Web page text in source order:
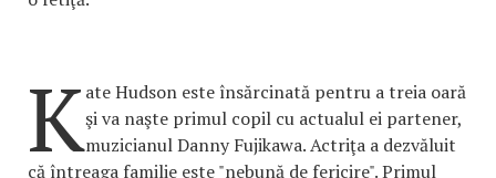
Kate Hudson este însărcinată pentru a treia oară
şi va naşte primul copil cu actualul ei partener,
muzicianul Danny Fujikawa. Actriţa a dezvăluit
că întreaga familie este "nebună de fericire". Primul